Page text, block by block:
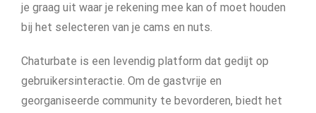
je graag uit waar je rekening mee kan of moet houden
bij het selecteren van je cams en nuts.
Chaturbate is een levendig platform dat gedijt op
gebruikersinteractie. Om de gastvrije en
georganiseerde community te bevorderen, biedt het